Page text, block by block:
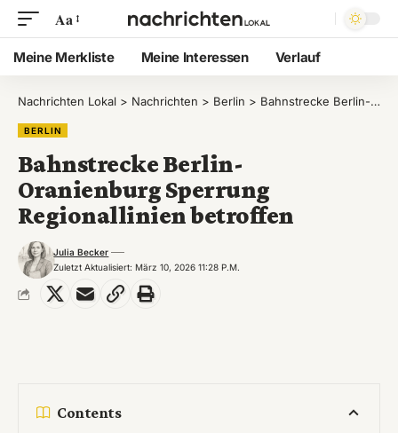
Aa
Meine Merkliste Meine Interessen Verlauf
Nachrichten Lokal > Nachrichten > Berlin > Bahnstrecke Berlin-Oranienburg Sperrung Regionallinien betroffen
BERLIN
Bahnstrecke Berlin-
Oranienburg Sperrung
Regionallinien betroffen
Zuletzt Aktualisiert: März 10, 2026 11:28 P.m.
Julia Becker
Contents